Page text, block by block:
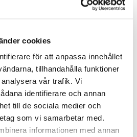
cookies
för att anpassa innehållet
tillhandahålla funktioner
vår trafik. Vi
identifierare och annan
till de sociala medier och
som vi samarbetar med.
informationen med annan
as a joint venture between
in Åbo/Turku:
Christian Cultures (CSCC) at the
Research at Åbo Akademi